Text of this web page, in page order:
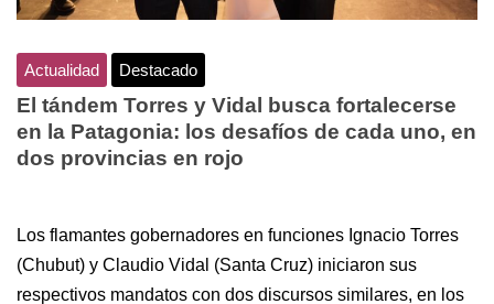
Actualidad Destacado
El tándem Torres y Vidal busca fortalecerse
en la Patagonia: los desafíos de cada uno, en
dos provincias en rojo
Los flamantes gobernadores en funciones Ignacio Torres
(Chubut) y Claudio Vidal (Santa Cruz) iniciaron sus
respectivos mandatos con dos discursos similares, en los